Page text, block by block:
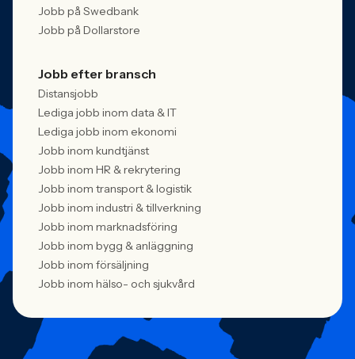
Jobb på Swedbank
Jobb på Dollarstore
Jobb efter bransch
Distansjobb
Lediga jobb inom data & IT
Lediga jobb inom ekonomi
Jobb inom kundtjänst
Jobb inom HR & rekrytering
Jobb inom transport & logistik
Jobb inom industri & tillverkning
Jobb inom marknadsföring
Jobb inom bygg & anläggning
Jobb inom försäljning
Jobb inom hälso- och sjukvård